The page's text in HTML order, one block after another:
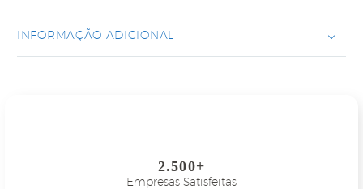
INFORMAÇÃO ADICIONAL
2.500+
Empresas Satisfeitas